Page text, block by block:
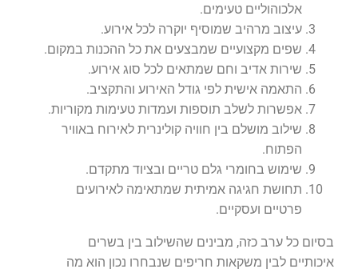
אלכוהוליים טעימים.
עיצוב מרהיב שמוסיף יוקרה לכל אירוע.
שפים מקצועיים שמבצעים את כל ההכנות במקום.
שירות אדיב וחם שמתאים לכל סוג אירוע.
התאמה אישית לפי גודל האירוע והתקציב.
אפשרות לשלב תוספות ועמדות טעימות מקוריות.
שילוב מושלם בין חוויה קולינרית לאירוח באוויר
הפתוח.
שימוש בחומרי גלם טריים ובציוד מתקדם.
תחושת חגיגה אמיתית שמתאימה לאירועים
פרטיים ועסקיים.
בסיום כל ערב כזה, מבינים שהשילוב בין בשרים
איכותיים לבין משקאות חריפים שנבחרו נכון הוא מה